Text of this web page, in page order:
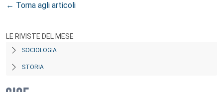
← Torna agli articoli
LE RIVISTE DEL MESE
SOCIOLOGIA
STORIA